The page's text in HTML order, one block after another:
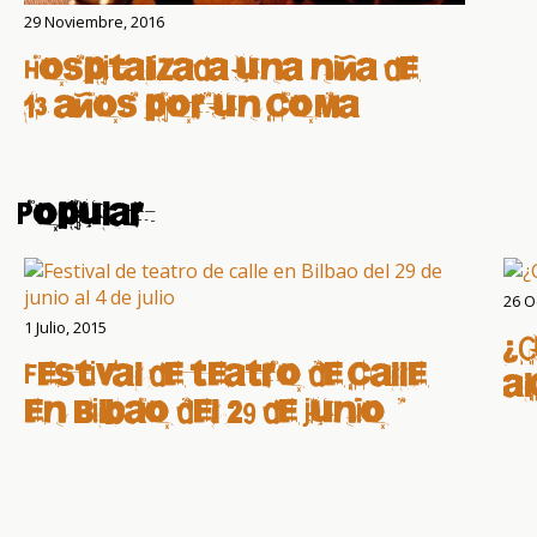
29 Noviembre, 2016
Hospitalizada una niña de
13 años por un coma
Popular
1 Julio, 2015
Festival de teatro de calle
en Bilbao del 29 de junio al
26